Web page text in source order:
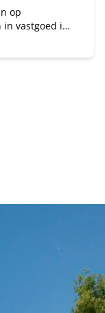
op
in vastgoed in